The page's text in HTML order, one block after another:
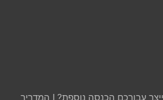
עבורכם הכנסה נוספת? | המדריך